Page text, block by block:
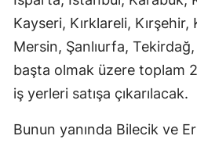
Kayseri, Kırklareli,
Mersin, Şanlıurfa,
başta olmak üzere toplam
iş yerleri satışa çıkarılacak.
Bunun yanında Bilecik ve